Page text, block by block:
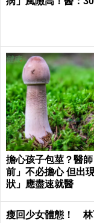
擔心孩子包莖？醫
前」不必擔心 但出
狀」應盡速就醫
瘦回少女體態！ 林